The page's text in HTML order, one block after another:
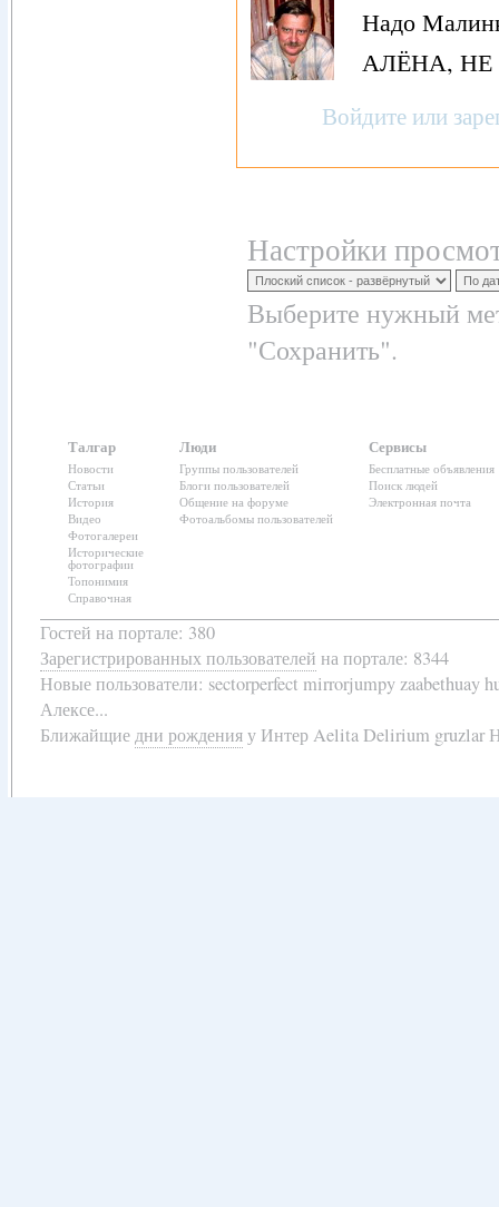
Надо
АЛЁНА,
Войдите или
Настройки
Выберите нужный
"Сохранить".
Талгар
Новости
Статьи
История
Видео
Фотогалереи
Исторические
фотографии
Топонимия
Справочная
Люди
Группы пользователей
Блоги пользователей
Общение на форуме
Фотоальбомы пользователей
Сервисы
Бесплатные объявления
Поиск людей
Электронная почта
Гостей на портале: 380
Зарегистрированных пользователей на портале: 8344
Новые пользователи: sectorperfect mirrorjumpy zaabethuay
Алексе...
Ближайщиедни рожденияу Интер Aelita Delirium gruzlar